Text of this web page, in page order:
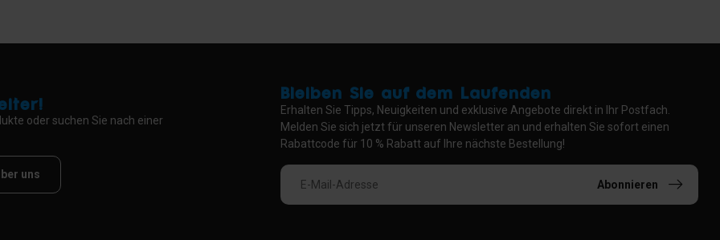
oder suchen Sie nach einer
uns
Bleiben Sie auf dem Laufenden
Erhalten Sie Tipps, Neuigkeiten und exklusive Angebote direkt in Ihr Postfach.
Melden Sie sich jetzt für unseren Newsletter an und erhalten Sie sofort einen
Rabattcode für 10 % Rabatt auf Ihre nächste Bestellung!
Abonnieren